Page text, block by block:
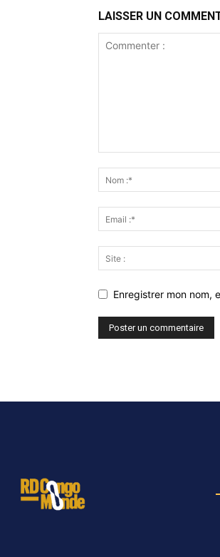
LAISSER UN
Enregistrer mon nom,